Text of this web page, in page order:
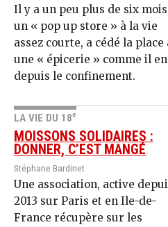
Il y a un peu plus de six
un « pop up store » à la vie
assez courte, a cédé la place
une « épicerie » comme il
depuis le confinement.
LA VIE DU 18e
MOISSONS SOLIDAIRES :
DONNER, C’EST MANGÉ
Stéphane Bardinet
Une association, active
2013 sur Paris et en Ile-de-
France récupère sur les